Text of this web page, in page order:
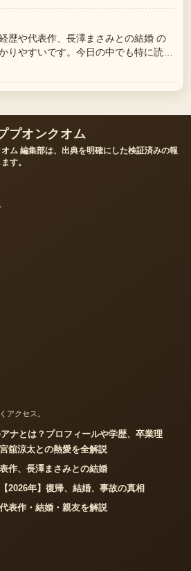
歴や代表作、長澤まさみとの結婚 の
りやすいです。今日の中でも特に読み
プオンクオム
ム 編集部は、出典を明確にした検証済みの報
す。
アクセス。
アナとは？プロフィールや学歴、卒業理
舘涼太との熱愛を全解説
作、長澤まさみとの結婚
2026年】復帰、結婚、事故の真相
表作・結婚・親友を解説